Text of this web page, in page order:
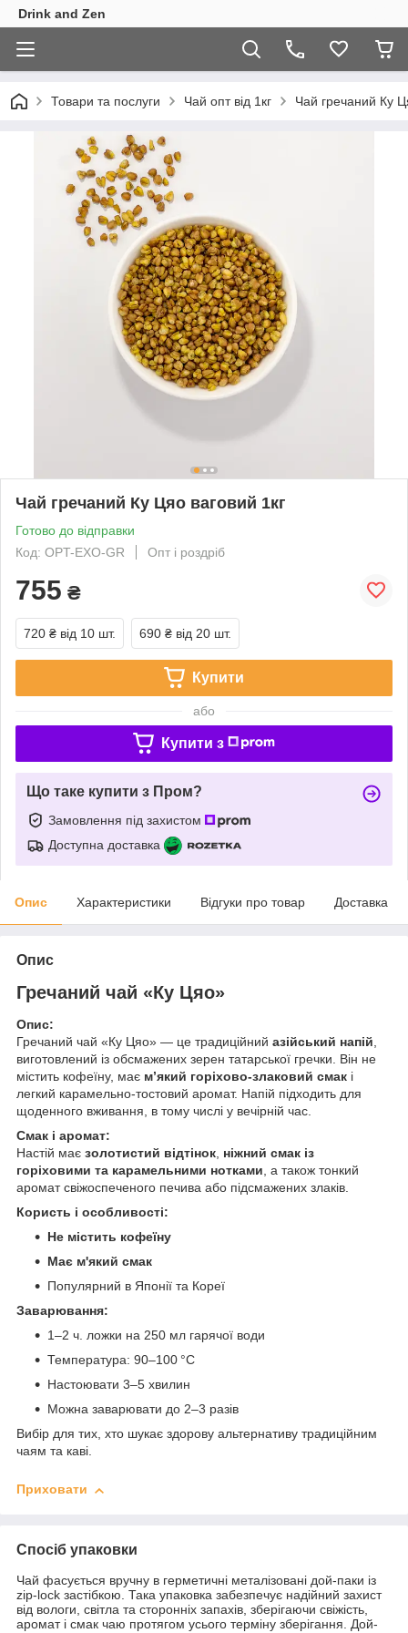
Drink and Zen
Товари та послуги Чай опт від 1кг Чай гречаний Ку
Чай гречаний Ку Цяо ваговий 1кг
Готово до відправки
Код: OPT-EXO-GR
Опт і роздріб
755 ₴
720 ₴ від 10 шт. 690 ₴ від 20 шт.
Купити
або
Купити з
Що таке купити з Пром?
Замовлення під захистом
Доступна доставка
Опис Характеристики Відгуки про товар Доставка
Опис
Гречаний чай «Ку Цяо»
Опис:
Гречаний чай «Ку Цяо» — це традиційний азійський напій,
виготовлений із обсмажених зерен татарської гречки. Він не
містить кофеїну, має м’який горіхово-злаковий смак і
легкий карамельно-тостовий аромат. Напій підходить для
щоденного вживання, в тому числі у вечірній час.
Смак і аромат:
Настій має золотистий відтінок, ніжний смак із
горіховими та карамельними нотками, а також тонкий
аромат свіжоспеченого печива або підсмажених злаків.
Користь і особливості:
Не містить кофеїну
Має м'який смак
Популярний в Японії та Кореї
Заварювання:
1–2 ч. ложки на 250 мл гарячої води
Температура: 90–100 °C
Настоювати 3–5 хвилин
Можна заварювати до 2–3 разів
Вибір для тих, хто шукає здорову альтернативу традиційним
чаям та каві.
Приховати
Спосіб упаковки
Чай фасується вручну в герметичні металізовані дой-паки із
zip-lock застібкою. Така упаковка забезпечує надійний захист
від вологи, світла та сторонніх запахів, зберігаючи свіжість,
аромат і смак чаю протягом усього терміну зберігання. Дой-